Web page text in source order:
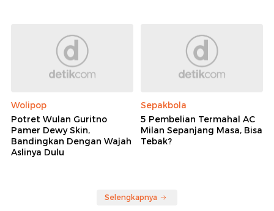
Wolipop
Potret Wulan Guritno
Pamer Dewy Skin,
Bandingkan Dengan Wajah
Aslinya Dulu
Sepakbola
5 Pembelian Termahal AC
Milan Sepanjang Masa, Bisa
Tebak?
Selengkapnya